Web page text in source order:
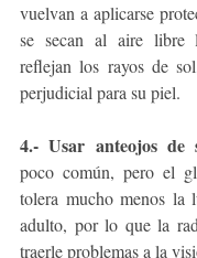
vuelvan a aplicarse
se secan al aire libre
reflejan los rayos de
perjudicial para su piel.
4.- Usar anteojos de
poco común, pero el
tolera mucho menos
adulto, por lo que la
traerle problemas a la